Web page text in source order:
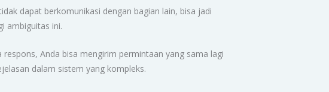
dapat berkomunikasi dengan bagian lain, bisa jadi
ambiguitas ini.
Anda bisa mengirim permintaan yang sama lagi
dalam sistem yang kompleks.